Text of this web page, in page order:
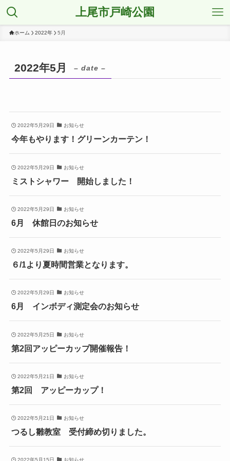
上尾市戸崎公園
ホーム 2022年 5月
2022年5月 – date –
2022年5月29日 お知らせ
今年もやります！グリーンカーテン！
2022年5月29日 お知らせ
ミストシャワー 開始しました！
2022年5月29日 お知らせ
6月 休館日のお知らせ
2022年5月29日 お知らせ
６/1より夏時間営業となります。
2022年5月29日 お知らせ
6月 インボディ測定会のお知らせ
2022年5月25日 お知らせ
第2回アッピーカップ開催報告！
2022年5月21日 お知らせ
第2回 アッピーカップ！
2022年5月21日 お知らせ
つるし雛教室 受付締め切りました。